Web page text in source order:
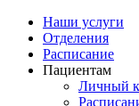
Наши услуги
Отделения
Расписание
Пациентам
Личный